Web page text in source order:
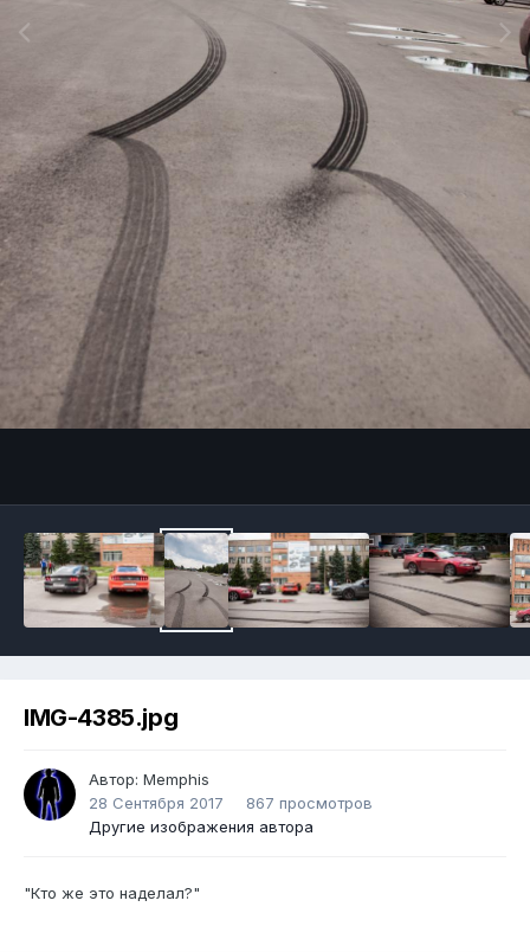
IMG-4385.jpg
Автор: Memphis
28 Сентября 2017
867 просмотров
Другие изображения автора
"Кто же это наделал?"